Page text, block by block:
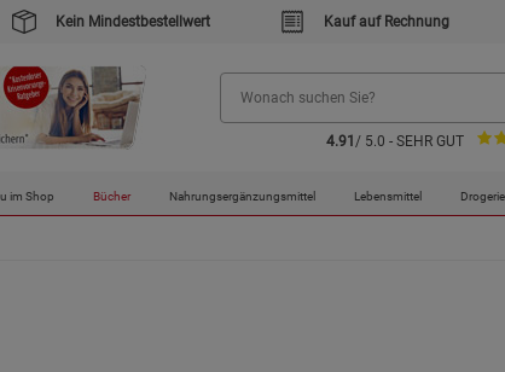
Kein Mindestbestellwert Kauf auf Rechnung
4.91 / 5.0 - SEHR GUT
im Shop Bücher Nahrungsergänzungsmittel Lebensmittel Drogerie
(Rotoverter)